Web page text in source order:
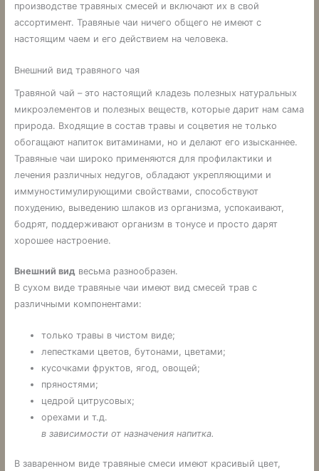
производстве травяных смесей и включают их в свой
ассортимент. Травяные чаи ничего общего не имеют с
настоящим чаем и его действием на чело­века.
Внешний вид травяного чая
Травяной чай – это настоящий кладезь полезных натуральных
микроэлементов и полезных веществ, которые дарит нам сама
природа. Входящие в состав травы и соцветия не только
обогащают напиток витаминами, но и делают его изысканнее.
Травяные чаи широко применяются для профилактики и
лечения различных недугов, обладают укрепляющими и
иммуностимулирующими свойствами, способствуют
похудению, выведению шлаков из организма, успокаивают,
бодрят, поддерживают организм в тонусе и просто дарят
хорошее настроение.
Внешний видвесьма разнообразен.
В сухом виде травяные чаи имеют вид смесей трав с
различными компонентами:
только травы в чистом виде;
лепестками цветов, бутонами, цветами;
кусочками фруктов, ягод, овощей;
пряностями;
цедрой цитрусовых;
орехами и т.д.
в зависимости от назначения напитка.
В заваренном виде травяные смеси имеют красивый цвет,